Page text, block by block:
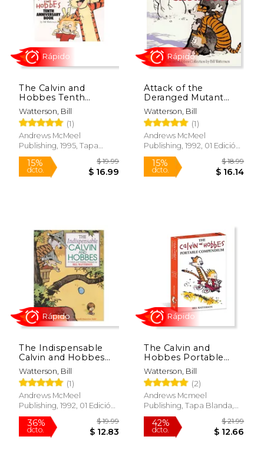
20%
dcto.
15%
dcto.
The Calvin and
Hobbes Tenth
Anniversary Book (en
Inglés)
Watterson, Bill
(1)
Andrews McMeel
Publishing, 1995, Tapa
Blanda, Nuevo
15%
dcto.
Attack of the
Deranged Mutant
Killer Monster Snow
Goons,A Calvin and
Hobbes Collection
(en Inglés)
Watterson, Bill
(1)
Andrews McMeel
Publishing, 1992, 01 Edición,
Tapa Blanda, Nuevo
15%
dcto.
The Indispensable
Calvin and Hobbes
ppb (Calvin and
Hobbes Treasury) (en
Inglés)
Watterson, Bill
(1)
Andrews McMeel
Publishing, 1992, 01 Edición,
Tapa Blanda, Nuevo
The Calvin and
Hobbes Portable
Compendium set 1
(Volume 1) (en Inglés)
Watterson, Bill
(2)
Andrews Mcmeel
Publishing, Tapa Blanda,
Nuevo